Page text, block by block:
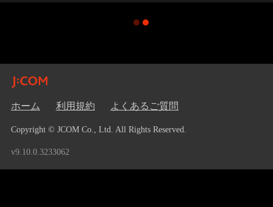
ホーム 利用規約 よくあるご質問
Copyright © JCOM Co., Ltd. All Rights Reserved.
v9.10.0.3233062